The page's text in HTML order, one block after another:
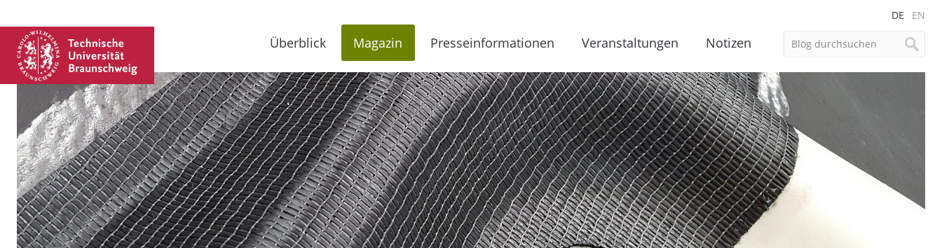
DE EN
Überblick Magazin Presseinformationen Veranstaltungen Notizen